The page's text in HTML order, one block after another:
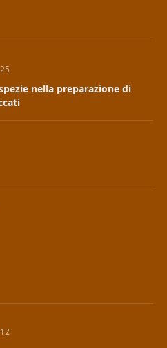
nella preparazione di